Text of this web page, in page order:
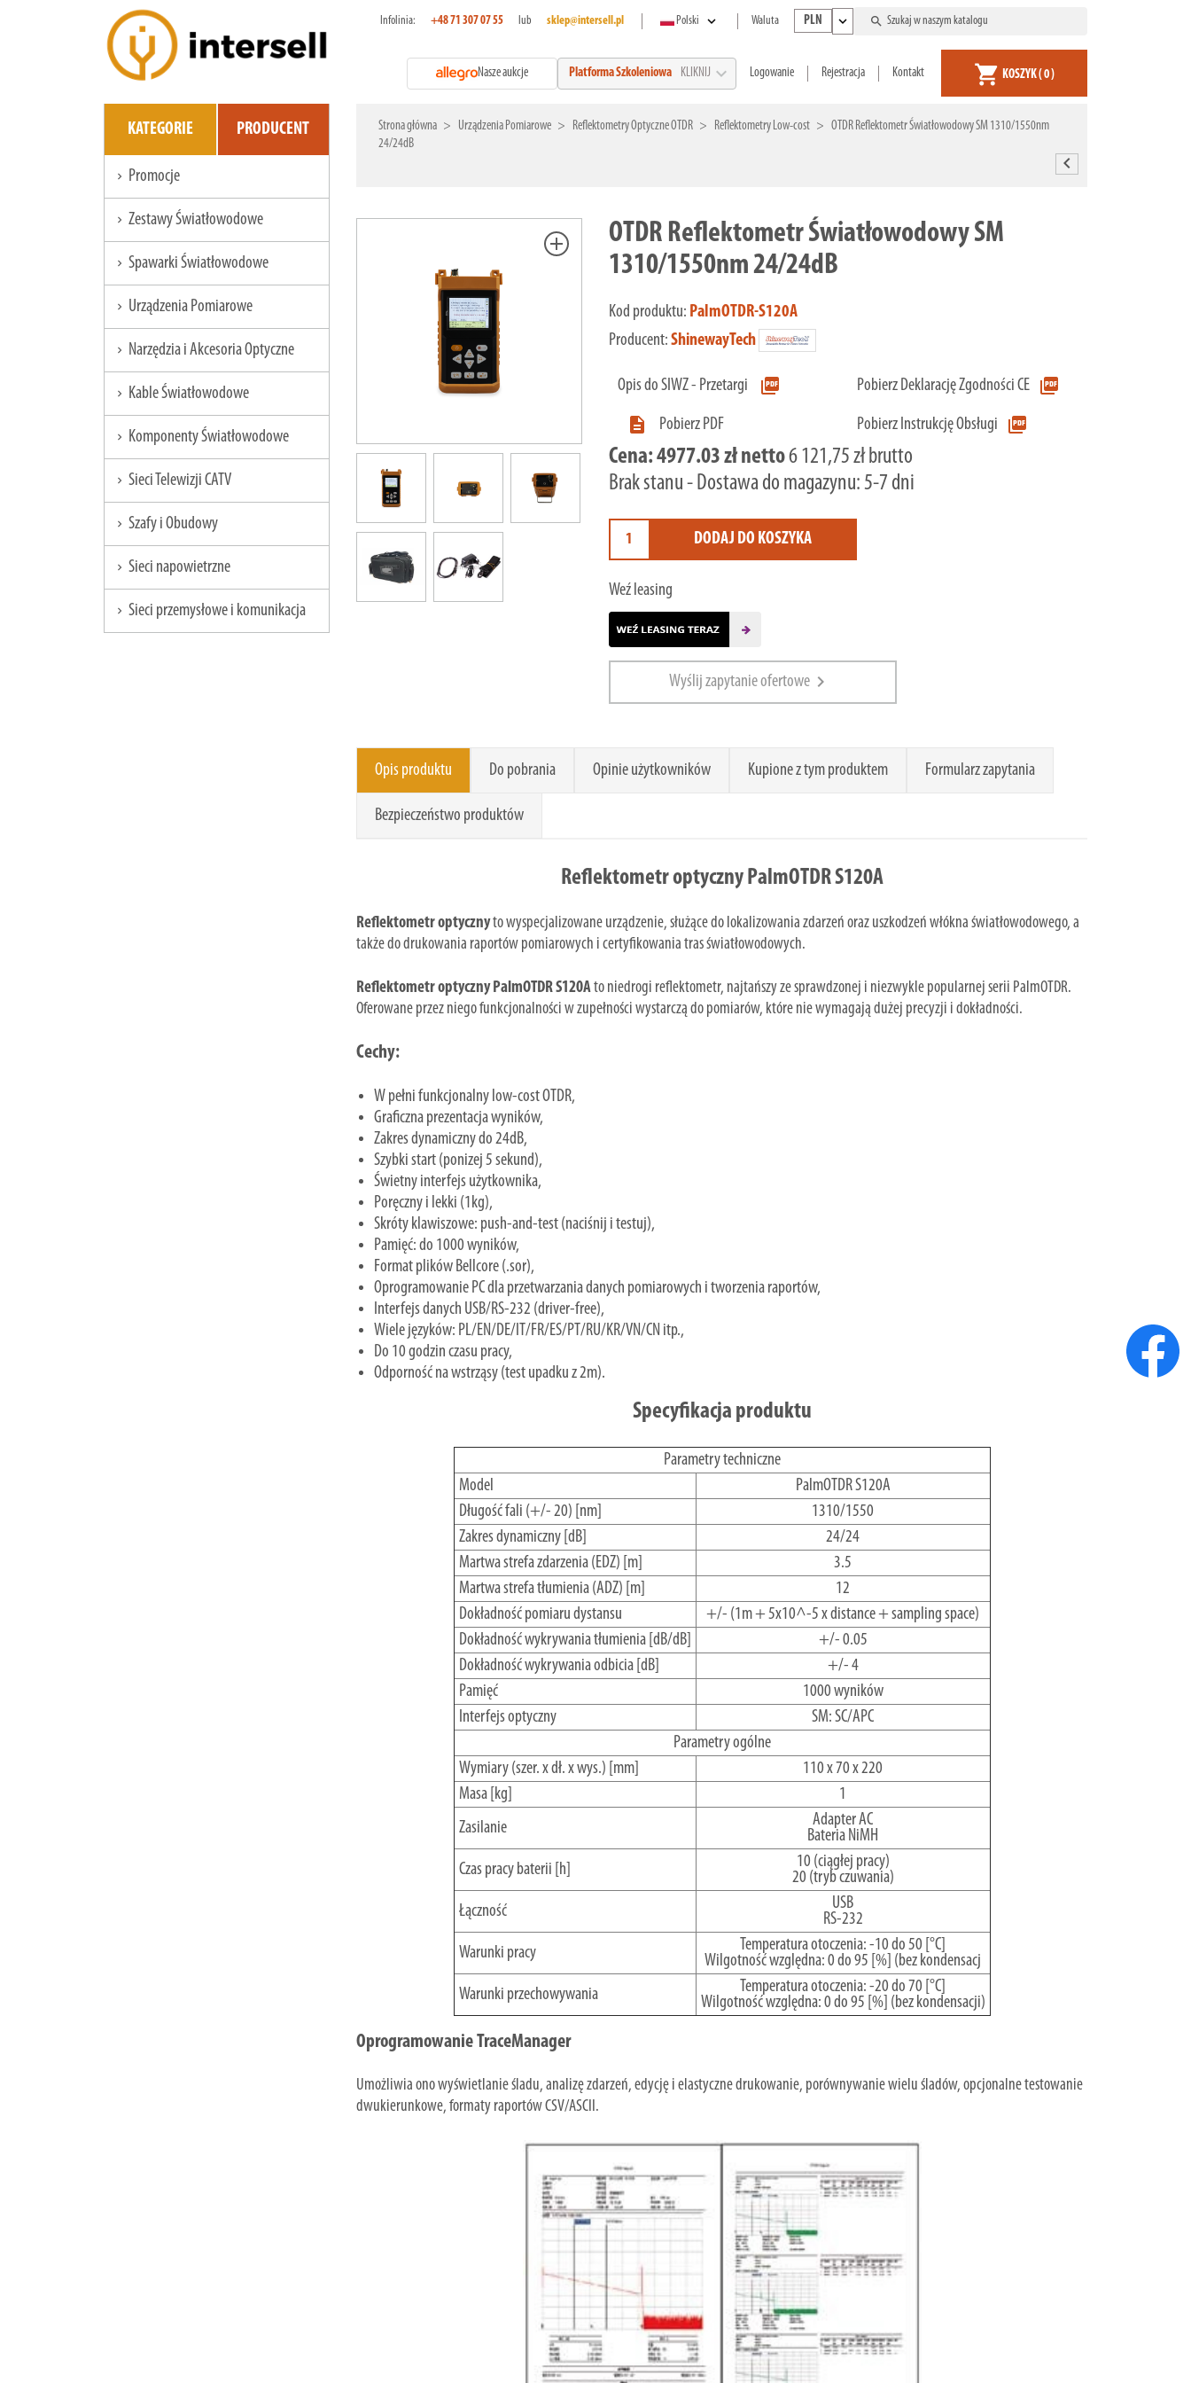
Infolinia: +48 71 307 07 55 lub sklep@intersell.pl Polski expand_more Waluta PLN expand_more search
Nasze aukcje Platforma Szkoleniowa KLIKNIJ expand_more Logowanie Rejestracja Kontakt shopping_cart KOSZYK( 0 )
KATEGORIE PRODUCENT
chevron_right Promocje
chevron_right Zestawy Światłowodowe
chevron_right Spawarki Światłowodowe
chevron_right Urządzenia Pomiarowe
chevron_right Narzędzia i Akcesoria Optyczne
chevron_right Kable Światłowodowe
chevron_right Komponenty Światłowodowe
chevron_right Sieci Telewizji CATV
chevron_right Szafy i Obudowy
chevron_right Sieci napowietrzne
chevron_right Sieci przemysłowe i komunikacja
Strona główna Urządzenia Pomiarowe Reflektometry Optyczne OTDR Reflektometry Low-cost
OTDR Reflektometr Światłowodowy SM 1310/1550nm
24/24dB
chevron_left
add
OTDR Reflektometr Światłowodowy SM
1310/1550nm 24/24dB
Kod produktu: PalmOTDR-S120A
Producent: ShinewayTech
Opis do SIWZ - Przetargi picture_as_pdf Pobierz Deklarację Zgodności CE
picture_as_pdf

Pobierz PDF Pobierz Instrukcję Obsługi picture_as_pdf
Cena:4977.03 zł netto6 121,75 zł brutto
Brak stanu - Dostawa do magazynu: 5-7 dni
DODAJ DO KOSZYKA
Weź leasing
Wyślij zapytanie ofertowe chevron_right
Opis produktu Do pobrania Opinie użytkowników Kupione z tym produktem Formularz zapytania
Bezpieczeństwo produktów
Reflektometr optyczny PalmOTDR S120A
Reflektometr optycznyto wyspecjalizowane urządzenie, służące do lokalizowania zdarzeń oraz uszkodzeń włókna światłowodowego, a
także do drukowania raportów pomiarowych i certyfikowania tras światłowodowych.
Reflektometr optyczny PalmOTDR S120Ato niedrogi reflektometr, najtańszy ze sprawdzonej i niezwykle popularnej serii PalmOTDR.
Oferowane przez niego funkcjonalności w zupełności wystarczą do pomiarów, które nie wymagają dużej precyzji i dokładności.
Cechy:
W pełni funkcjonalny low-cost OTDR,
Graficzna prezentacja wyników,
Zakres dynamiczny do 24dB,
Szybki start (ponizej 5 sekund),
Świetny interfejs użytkownika,
Poręczny i lekki (1kg),
Skróty klawiszowe: push-and-test (naciśnij i testuj),
Pamięć: do 1000 wyników,
Format plików Bellcore (.sor),
Oprogramowanie PC dla przetwarzania danych pomiarowych i tworzenia raportów,
Interfejs danych USB/RS-232 (driver-free),
Wiele języków: PL/EN/DE/IT/FR/ES/PT/RU/KR/VN/CN itp.,
Do 10 godzin czasu pracy,
Odporność na wstrząsy (test upadku z 2m).
Specyfikacja produktu
Parametry techniczne
Model
PalmOTDR S120A
Długość fali (+/- 20) [nm]
1310/1550
Zakres dynamiczny [dB]
24/24
Martwa strefa zdarzenia (EDZ) [m]
3.5
Martwa strefa tłumienia (ADZ) [m]
12
Dokładność pomiaru dystansu
+/- (1m + 5x10^-5 x distance + sampling space)
Dokładność wykrywania tłumienia [dB/dB]
+/- 0.05
Dokładność wykrywania odbicia [dB]
+/- 4
Pamięć
1000 wyników
Interfejs optyczny
SM: SC/APC
Parametry ogólne
Wymiary (szer. x dł. x wys.) [mm]
110 x 70 x 220
Masa [kg]
1
Zasilanie
Adapter AC
Bateria NiMH
Czas pracy baterii [h]
10 (ciągłej pracy)
20 (tryb czuwania)
Łączność
USB
RS-232
Warunki pracy
Temperatura otoczenia: -10 do 50 [°C]
Wilgotność względna: 0 do 95 [%] (bez kondensacj
Warunki przechowywania
Temperatura otoczenia: -20 do 70 [°C]
Wilgotność względna: 0 do 95 [%] (bez kondensacji)
Oprogramowanie TraceManager
Umożliwia ono wyświetlanie śladu, analizę zdarzeń, edycję i elastyczne drukowanie, porównywanie wielu śladów, opcjonalne testowanie
dwukierunkowe, formaty raportów CSV/ASCII.